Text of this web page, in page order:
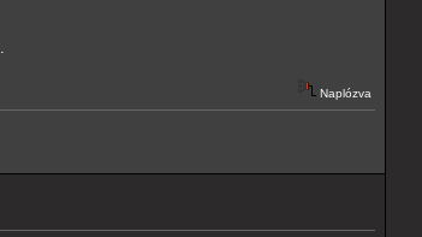
Naplózva